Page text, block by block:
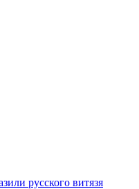
русского витязя